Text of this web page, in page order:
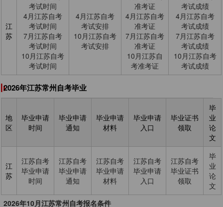
江
苏
考试时间
4月江苏自考
考试时间
7月江苏自考
考试时间
10月江苏自考
考试时间
4月江苏自考
考试安排
10月江苏自考
考试安排
准考证
4月江苏自考
准考证
7月江苏自考
准考证
10月江苏自
考准考证
考试成绩
4月江苏自考
考试成绩
7月江苏自考
考试成绩
10月江苏自考
考试成绩
2026年江苏常州自考毕业
地
区
毕业申请
时间
毕业申请
通知
毕业申请
材料
毕业申请
入口
毕业证书
领取
毕
业
论
文
江
苏
江苏自考
毕业申请
时间
江苏自考
毕业申请
通知
江苏自考
毕业申请
材料
江苏自考
毕业申请
入口
江苏自考
毕业证书
领取
毕
业
论
文
2026年10月江苏常州自考报名条件